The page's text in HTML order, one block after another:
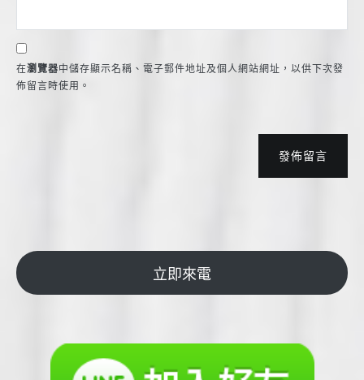
在瀏覽器中儲存顯示名稱、電子郵件地址及個人網站網址，以供下次發
佈留言時使用。
發佈留言
立即來電